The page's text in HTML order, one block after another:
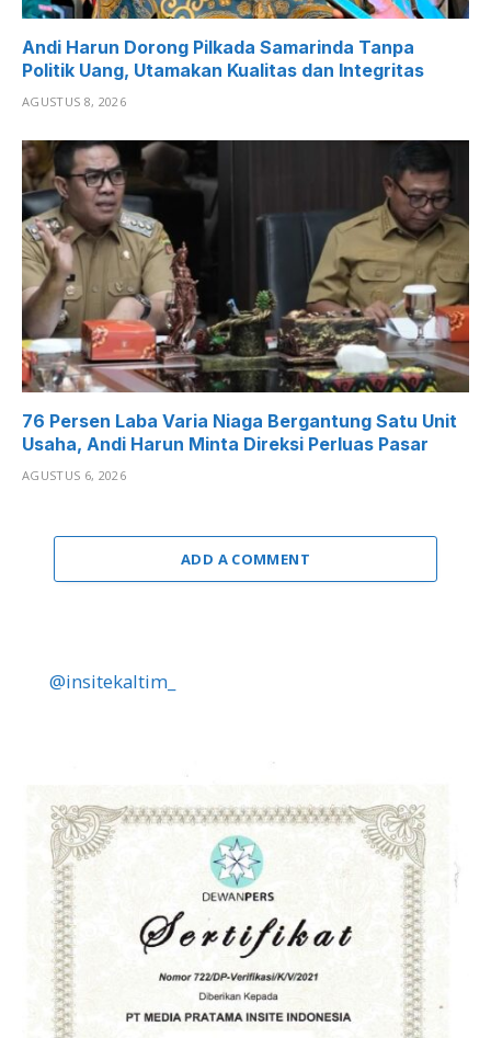
Andi Harun Dorong Pilkada Samarinda Tanpa
Politik Uang, Utamakan Kualitas dan Integritas
AGUSTUS 8, 2026
76 Persen Laba Varia Niaga Bergantung Satu Unit
Usaha, Andi Harun Minta Direksi Perluas Pasar
AGUSTUS 6, 2026
ADD A COMMENT
@insitekaltim_